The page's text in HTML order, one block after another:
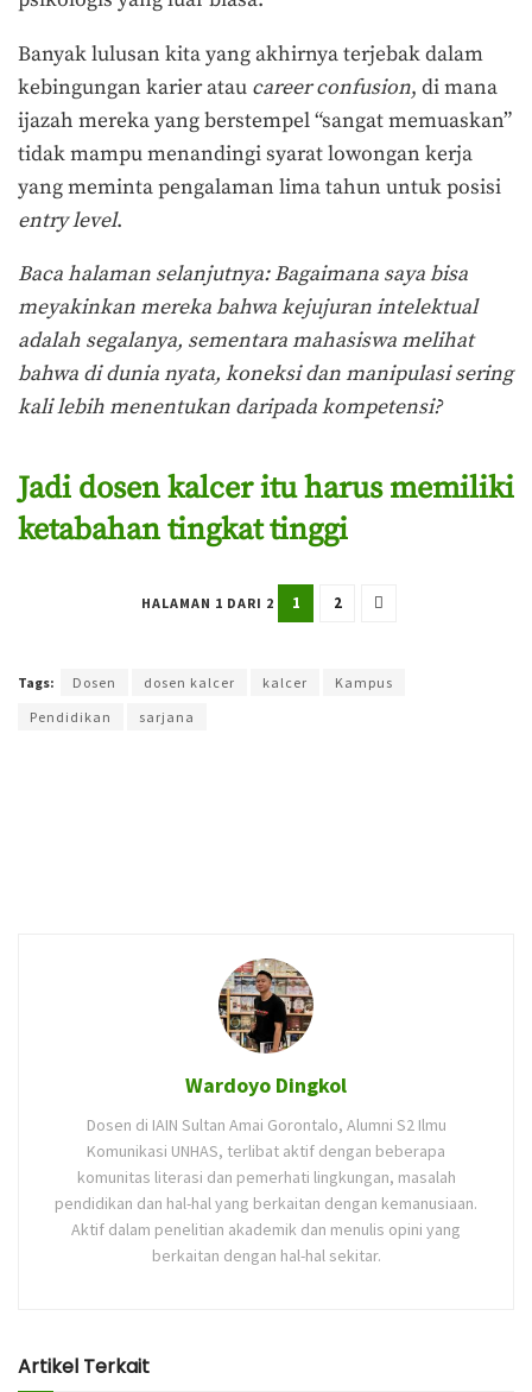
Banyak lulusan kita yang akhirnya terjebak dalam
kebingungan karier atau career confusion, di mana
ijazah mereka yang berstempel “sangat memuaskan”
tidak mampu menandingi syarat lowongan kerja
yang meminta pengalaman lima tahun untuk posisi
entry level.
Baca halaman selanjutnya:Bagaimana saya bisa
meyakinkan mereka bahwa kejujuran intelektual
adalah segalanya, sementara mahasiswa melihat
bahwa di dunia nyata, koneksi dan manipulasi sering
kali lebih menentukan daripada kompetensi?
Jadi dosen kalcer itu harus memiliki
ketabahan tingkat tinggi
HALAMAN 1 DARI 2 1 2
Tags: Dosen dosen kalcer kalcer
Kampus
Pendidikan
sarjana
Wardoyo Dingkol
Dosen di IAIN Sultan Amai Gorontalo, Alumni S2 Ilmu
Komunikasi UNHAS, terlibat aktif dengan beberapa
komunitas literasi dan pemerhati lingkungan, masalah
pendidikan dan hal-hal yang berkaitan dengan kemanusiaan.
Aktif dalam penelitian akademik dan menulis opini yang
berkaitan dengan hal-hal sekitar.
Artikel Terkait